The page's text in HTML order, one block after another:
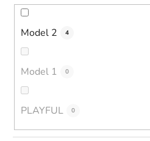
Model 2 4
Model 1 0
PLAYFUL 0